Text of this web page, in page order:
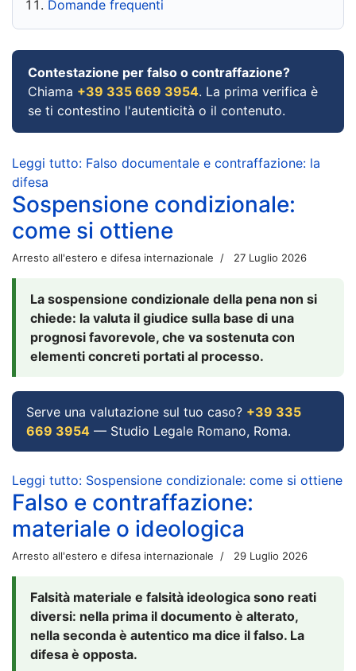
Domande frequenti
Contestazione per falso o contraffazione?
Chiama +39 335 669 3954. La prima verifica è
se ti contestino l'autenticità o il contenuto.
Leggi tutto: Falso documentale e contraffazione: la
difesa
Sospensione condizionale:
come si ottiene
Arresto all'estero e difesa internazionale 27 Luglio 2026
La sospensione condizionale della pena non si
chiede: la valuta il giudice sulla base di una
prognosi favorevole, che va sostenuta con
elementi concreti portati al processo.
Serve una valutazione sul tuo caso? +39 335
669 3954 — Studio Legale Romano, Roma.
Leggi tutto: Sospensione condizionale: come si ottiene
Falso e contraffazione:
materiale o ideologica
Arresto all'estero e difesa internazionale 29 Luglio 2026
Falsità materiale e falsità ideologica sono reati
diversi: nella prima il documento è alterato,
nella seconda è autentico ma dice il falso. La
difesa è opposta.